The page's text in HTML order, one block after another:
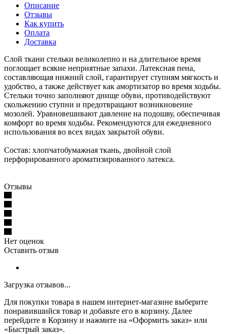
Описание
Отзывы
Как купить
Оплата
Доставка
Слой ткани стельки великолепно и на длительное время
поглощает всякие неприятные запахи. Латексная пена,
составляющая нижний слой, гарантирует ступням мягкость и
удобство, а также действует как амортизатор во время ходьбы.
Стельки точно заполняют днище обуви, противодействуют
скольжению ступни и предотвращают возникновение
мозолей. Уравновешивают давление на подошву, обеспечивая
комфорт во время ходьбы. Рекомендуются для ежедневного
использования во всех видах закрытой обуви.
Состав: хлопчатобумажная ткань, двойной слой
перфорированного ароматизированного латекса.
Отзывы
Нет оценок
Оставить отзыв
Загрузка отзывов...
Для покупки товара в нашем интернет-магазине выберите
понравившийся товар и добавьте его в корзину. Далее
перейдите в Корзину и нажмите на «Оформить заказ» или
«Быстрый заказ».